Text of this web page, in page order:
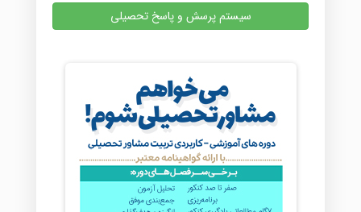
سیستم پرسش و پاسخ تحصیلی